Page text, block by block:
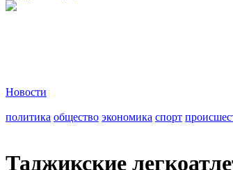
Новости
политика общество экономика спорт
Таджикские